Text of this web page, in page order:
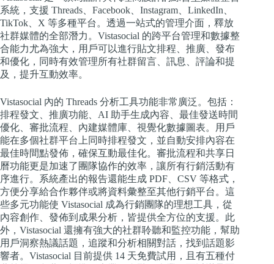
系統，支援 Threads、Facebook、Instagram、LinkedIn、
TikTok、X 等多種平台。透過一站式的管理介面，釋放
社群媒體的全部潛力。Vistasocial 的跨平台管理和數據整
合能力尤為強大，用戶可以進行貼文排程、推廣、發布
和優化，同時有效管理所有社群留言、訊息、評論和提
及，提升互動效率。
Vistasocial 內的 Threads 分析工具功能非常廣泛。包括：
排程發文、推廣功能、AI 助手生成內容、最佳發送時間
優化、審批流程、內建媒體庫、視覺化數據圖表。用戶
能在多個社群平台上同時排程發文，並自動安排內容在
最佳時間點發佈，確保互動最佳化。審批流程和共享日
曆功能更是加速了團隊協作的效率，讓所有行銷活動有
序進行。系統產出的報告還能生成 PDF、CSV 等格式，
方便分享給合作夥伴或將資料彙整至其他行銷平台。這
些多元功能使 Vistasocial 成為行銷團隊的理想工具，從
內容創作、發佈到成果分析，皆提供全方位的支援。此
外，Vistasocial 還擁有強大的社群聆聽和監控功能，幫助
用戶洞察熱議話題，追蹤和分析相關對話，找到話題影
響者。Vistasocial 目前提供 14 天免費試用，且有五種付